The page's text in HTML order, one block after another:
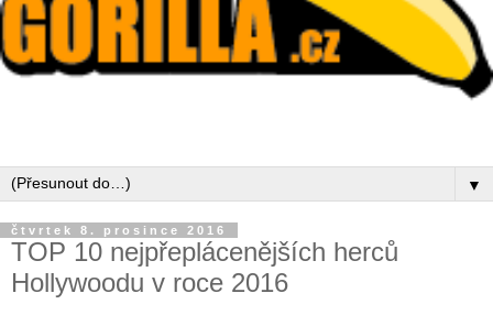
▼
čtvrtek 8. prosince 2016
TOP 10 nejpřeplácenějších herců
Hollywoodu v roce 2016